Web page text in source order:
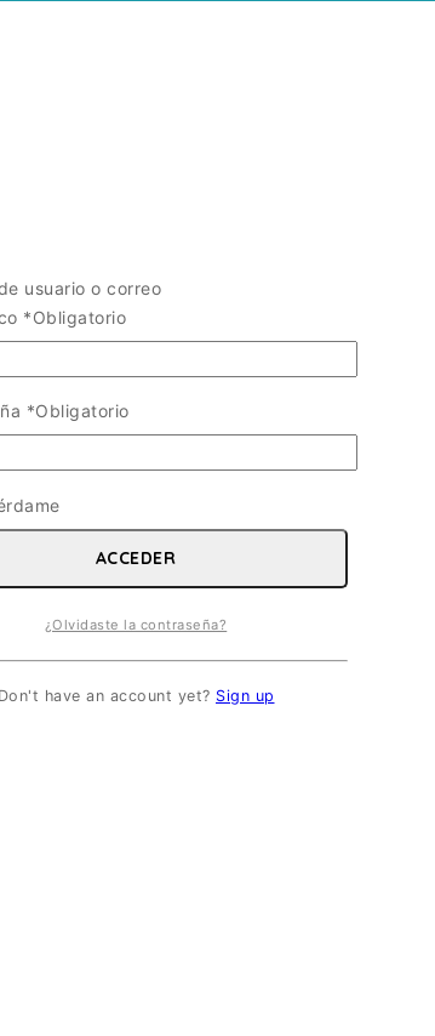
usuario o correo
*Obligatorio
*Obligatorio
ACCEDER
¿Olvidaste la contraseña?
Don't have an account yet? Sign up